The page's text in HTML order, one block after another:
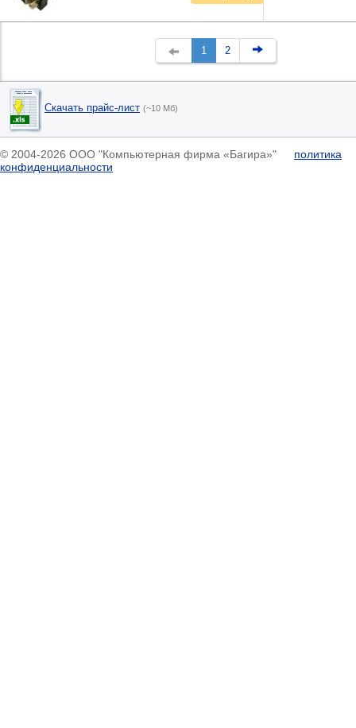
1 2
Скачать прайс-лист (~10 Мб)
© 2004-2026 ООО "Компьютерная фирма «Багира»" политика
конфиденциальности